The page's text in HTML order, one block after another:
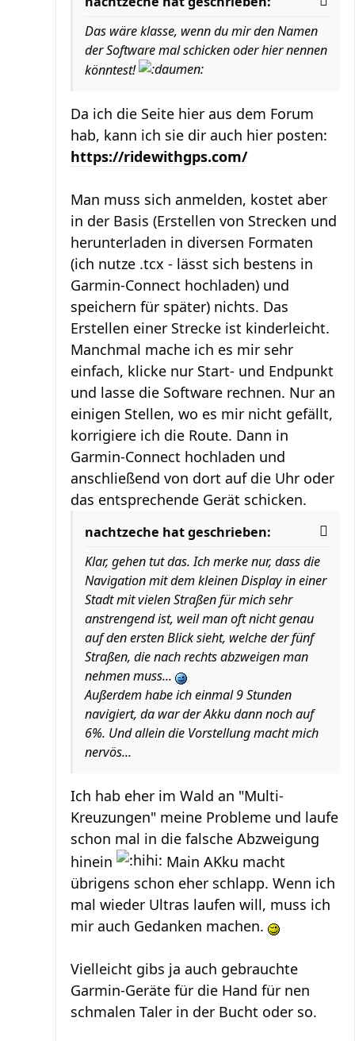
Das wäre klasse, wenn du mir den Namen
der Software mal schicken oder hier nennen
könntest!
Da ich die Seite hier aus dem Forum
hab, kann ich sie dir auch hier posten:
https://ridewithgps.com/
Man muss sich anmelden, kostet aber
in der Basis (Erstellen von Strecken und
herunterladen in diversen Formaten
(ich nutze .tcx - lässt sich bestens in
Garmin-Connect hochladen) und
speichern für später) nichts. Das
Erstellen einer Strecke ist kinderleicht.
Manchmal mache ich es mir sehr
einfach, klicke nur Start- und Endpunkt
und lasse die Software rechnen. Nur an
einigen Stellen, wo es mir nicht gefällt,
korrigiere ich die Route. Dann in
Garmin-Connect hochladen und
anschließend von dort auf die Uhr oder
das entsprechende Gerät schicken.
nachtzeche hat geschrieben:
Klar, gehen tut das. Ich merke nur, dass die
Navigation mit dem kleinen Display in einer
Stadt mit vielen Straßen für mich sehr
anstrengend ist, weil man oft nicht genau
auf den ersten Blick sieht, welche der fünf
Straßen, die nach rechts abzweigen man
nehmen muss...
Außerdem habe ich einmal 9 Stunden
navigiert, da war der Akku dann noch auf
6%. Und allein die Vorstellung macht mich
nervös...
Ich hab eher im Wald an "Multi-
Kreuzungen" meine Probleme und laufe
schon mal in die falsche Abzweigung
hinein
Main AKku macht
übrigens schon eher schlapp. Wenn ich
mal wieder Ultras laufen will, muss ich
mir auch Gedanken machen.
Vielleicht gibs ja auch gebrauchte
Garmin-Geräte für die Hand für nen
schmalen Taler in der Bucht oder so.